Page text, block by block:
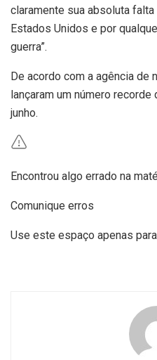
claramente sua absoluta
Estados Unidos e por
guerra”.
De acordo com a agência de
lançaram um número
junho.
Encontrou algo errado na
Comunique erros
Use este espaço apenas